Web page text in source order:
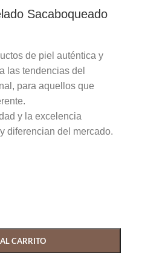
Sacaboqueado
de piel auténtica y
las tendencias del
para aquellos que
y la excelencia
diferencian del mercado.
CARRITO